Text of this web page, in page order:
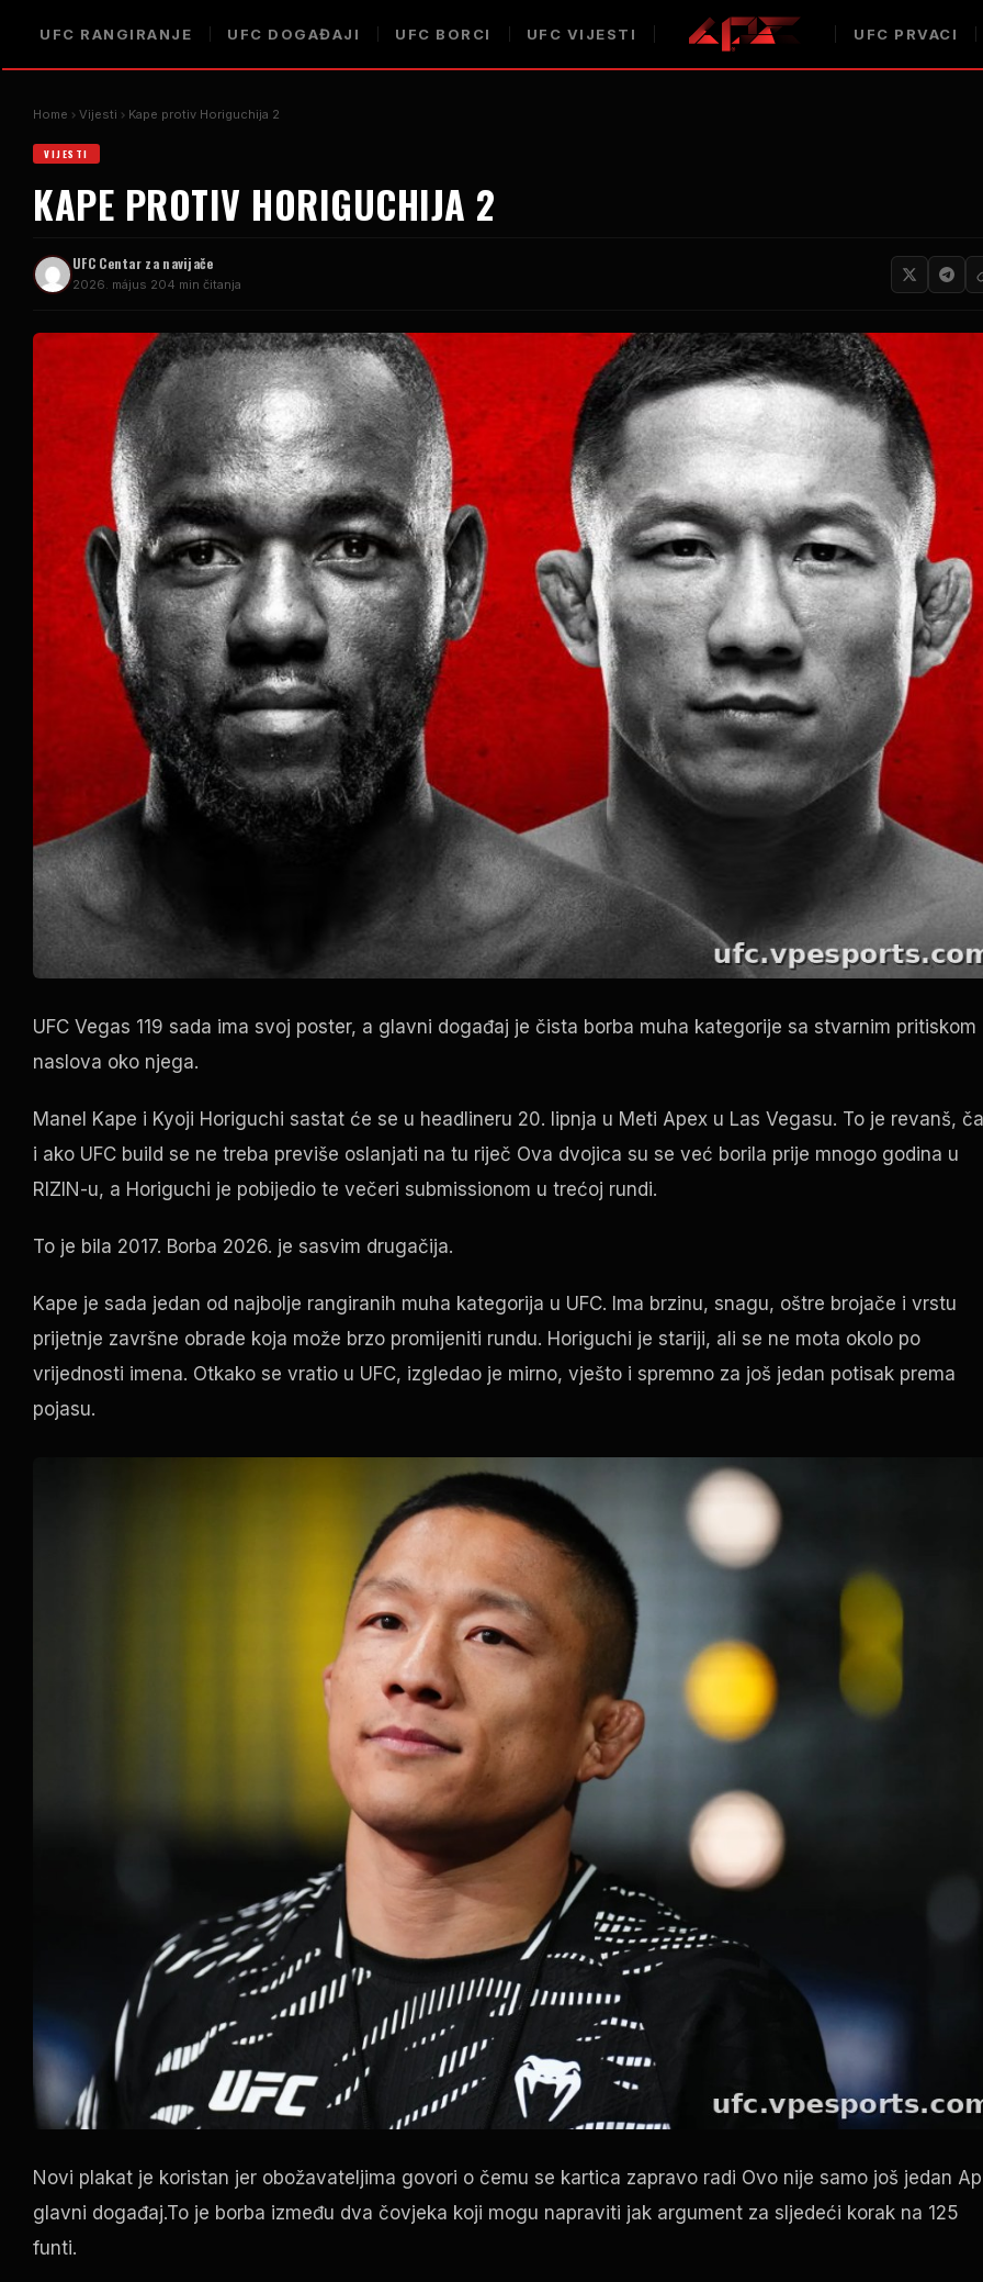
UFC RANGIRANJE UFC DOGAĐAJI UFC BORCI UFC VIJESTI UFC PRVACI
Home Vijesti Kape protiv Horiguchija 2
VIJESTI
KAPE PROTIV HORIGUCHIJA 2
UFCCentar za navijače
2026. május 204 min čitanja
UFC Vegas 119 sada ima svoj poster, a glavni događaj je čista borba muha kategorije sa stvarnim pritiskom
naslova oko njega.
Manel Kape i Kyoji Horiguchi sastat će se u headlineru 20. lipnja u Meti Apex u Las Vegasu. To je revanš,
i ako UFC build se ne treba previše oslanjati na tu riječ Ova dvojica su se već borila prije mnogo godina u
RIZIN-u, a Horiguchi je pobijedio te večeri submissionom u trećoj rundi.
To je bila 2017. Borba 2026. je sasvim drugačija.
Kape je sada jedan od najbolje rangiranih muha kategorija u UFC. Ima brzinu, snagu, oštre brojače i vrstu
prijetnje završne obrade koja može brzo promijeniti rundu. Horiguchi je stariji, ali se ne mota okolo po
vrijednosti imena. Otkako se vratio u UFC, izgledao je mirno, vješto i spremno za još jedan potisak prema
pojasu.
Novi plakat je koristan jer obožavateljima govori o čemu se kartica zapravo radi Ovo nije samo još jedan
glavni događaj.To je borba između dva čovjeka koji mogu napraviti jak argument za sljedeći korak na 125
funti.